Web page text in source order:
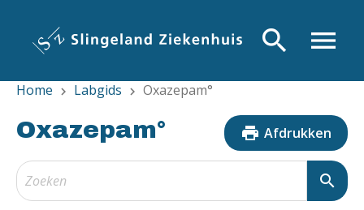
inhoud
menu
search
Home chevron_right Labgids chevron_right Oxazepam°
Oxazepam° print Afdrukken
search